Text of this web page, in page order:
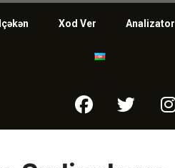
Xod Ver Analizator